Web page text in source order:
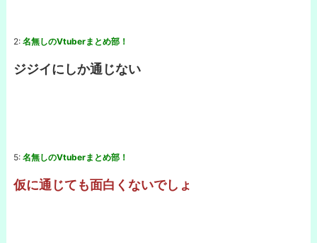
2: 名無しのVtuberまとめ部！
ジジイにしか通じない
5: 名無しのVtuberまとめ部！
仮に通じても面白くないでしょ